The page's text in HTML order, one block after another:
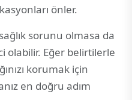
önler.
sorunu olmasa da
olabilir. Eğer belirtilerle
korumak için
en doğru adım